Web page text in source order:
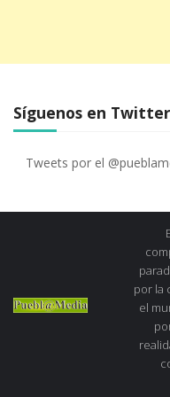
Síguenos en Twitter
Tweets por el
por la
el